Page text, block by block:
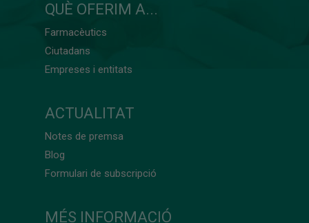
QUÈ OFERIM A...
Farmacèutics
Ciutadans
Empreses i entitats
ACTUALITAT
Notes de premsa
Blog
Formulari de subscripció
MÉS INFORMACIÓ